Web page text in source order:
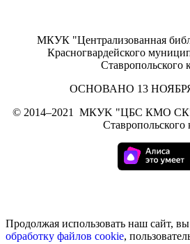
МКУК "Централизованная
Красногвардейского
Ставропольского
ОСНОВАНО 13 НОЯБРЯ
© 2014–2021
МКУK "ЦБС КМО СК"
Ставропольского
Продолжая использовать наш сайт, вы
обработку файлов cookie,